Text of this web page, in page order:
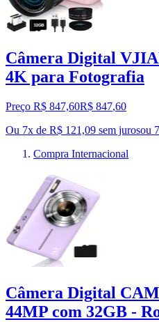
Câmera Digital
4K para Fotografia
Preço R$ 847,60R$ 847,60
Ou 7x de R$ 121,09 sem jurosou 7
Compra Internacional
Câmera Digital
44MP com 32GB -